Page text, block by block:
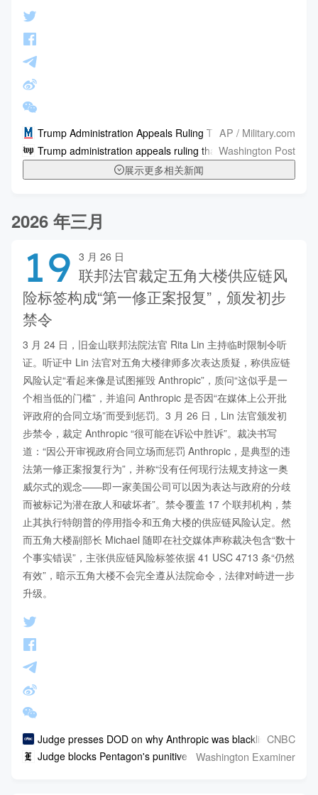
Trump Administration Appeals Ruling That Blocked Pentagon
AP / Military.com
Trump administration appeals ruling that blocked Pentagon
Washington Post
展示更多相关新闻
2026 年三月
19 3 月 26 日
联邦法官裁定五角大楼供应链风
险标签构成“第一修正案报复”，颁发初步
禁令
3 月 24 日，旧金山联邦法院法官 Rita Lin 主持临时限制令听
证。听证中 Lin 法官对五角大楼律师多次表达质疑，称供应链
风险认定“看起来像是试图摧毁 Anthropic”，质问“这似乎是一
个相当低的门槛”，并追问 Anthropic 是否因“在媒体上公开批
评政府的合同立场”而受到惩罚。3 月 26 日，Lin 法官颁发初
步禁令，裁定 Anthropic “很可能在诉讼中胜诉”。裁决书写
道：“因公开审视政府合同立场而惩罚 Anthropic，是典型的违
法第一修正案报复行为”，并称“没有任何现行法规支持这一奥
威尔式的观念——即一家美国公司可以因为表达与政府的分歧
而被标记为潜在敌人和破坏者”。禁令覆盖 17 个联邦机构，禁
止其执行特朗普的停用指令和五角大楼的供应链风险认定。然
而五角大楼副部长 Michael 随即在社交媒体声称裁决包含“数十
个事实错误”，主张供应链风险标签依据 41 USC 4713 条“仍然
有效”，暗示五角大楼不会完全遵从法院命令，法律对峙进一步
升级。
Judge presses DOD on why Anthropic was blacklisted: 'That
CNBC
Judge blocks Pentagon's punitive measures against 'supply
Washington Examiner